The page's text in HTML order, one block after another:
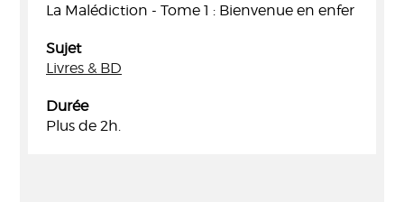
La Malédiction - Tome 1 : Bienvenue en enfer
Sujet
Livres & BD
Durée
Plus de 2h.